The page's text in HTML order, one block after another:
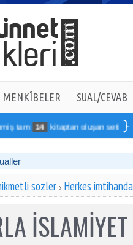
MENKÎBELER SUAL/CEVAB
14 kitaptan oluşan seti online
sözler Herkes